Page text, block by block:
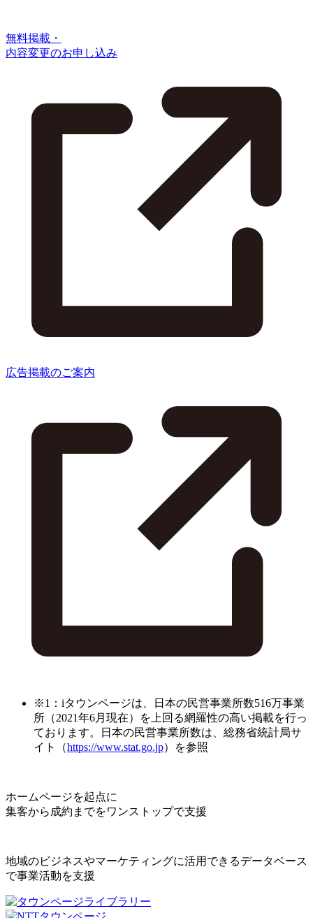
無料掲載・
内容変更のお申し込み
広告掲載のご案内
※1：iタウンページは、日本の民営事業所数516万事業
所（2021年6月現在）を上回る網羅性の高い掲載を行っ
ております。日本の民営事業所数は、総務省統計局サ
イト（https://www.stat.go.jp）を参照
ホームページを起点に
集客から成約までをワンストップで支援
地域のビジネスやマーケティングに活用できるデータベース
で事業活動を支援